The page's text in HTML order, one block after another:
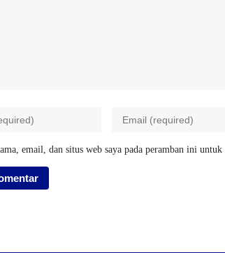
email, dan situs web saya pada peramban ini